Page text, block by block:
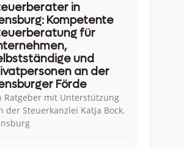
in
Kompetente
für
und
an der
Förde
Ratgeber mit Unterstützung
der Steuerkanzlei Katja Bock.